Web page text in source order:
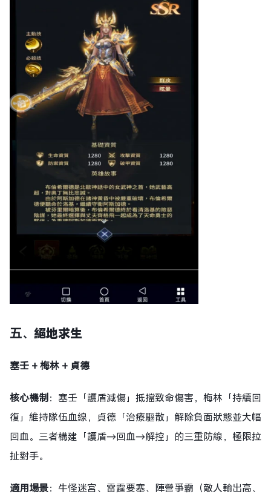
五、 絕地求生
塞壬 + 梅林 + 貞德
核心機制：塞壬「護盾減傷」抵擋致命傷害，梅林「持續回
復」維持隊伍血線，貞德「治療驅散」解除負面狀態並大幅
回血。三者構建「護盾→回血→解控」的三重防線，極限拉
扯對手。
適用場景：牛怪迷宮、雷霆要塞、陣營爭霸（敵人輸出高、